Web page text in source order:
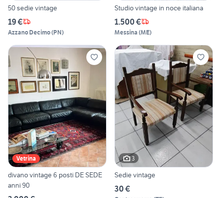
50 sedie vintage
19 €
Azzano Decimo(PN)
Studio vintage in noce italiana
1.500 €
Messina (ME)
Vetrina
divano vintage 6 posti DE SEDE
anni 90
3
Sedie vintage
30 €